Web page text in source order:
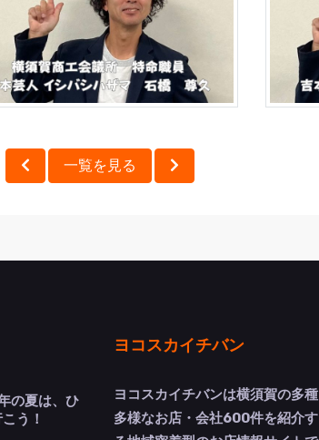
一覧を見る
の夏は、ひ
う！
ヨコスカイチバン
ヨコスカイチバンは横須賀の多種
多様なお店・会社600件を紹介す